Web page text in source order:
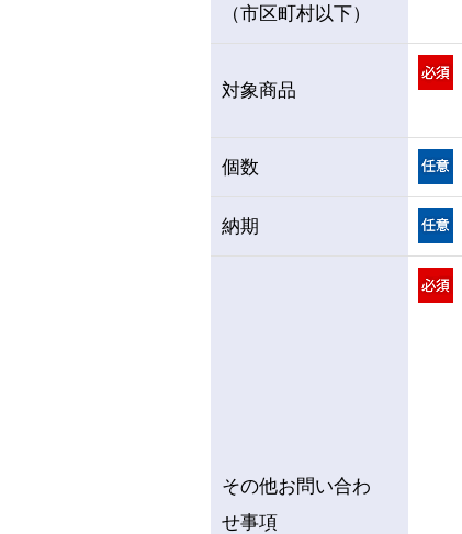
（市区町村以下）
対象商品
個数
納期
その他お問い合わ
せ事項